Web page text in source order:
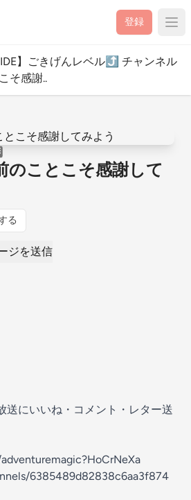
登録
】ごきげんレベル⤴️ チャンネル
そ感謝..
のことこそ感謝して
る
ジを送信
送にいいね・コメント・レター送
6385489d82838c6aa3f874